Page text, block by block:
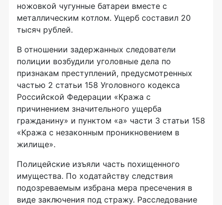
ножовкой чугунные батареи вместе с
металлическим котлом. Ущерб составил 20
тысяч рублей.
В отношении задержанных следователи
полиции возбудили уголовные дела по
признакам преступлений, предусмотренных
частью 2 статьи 158 Уголовного кодекса
Российской Федерации «Кража с
причинением значительного ущерба
гражданину» и пунктом «а» части 3 статьи 158
«Кража с незаконным проникновением в
жилище».
Полицейские изъяли часть похищенного
имущества. По ходатайству следствия
подозреваемым избрана мера пресечения в
виде заключения под стражу. Расследование